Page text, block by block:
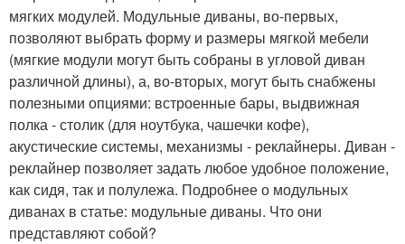
мягких модулей. Модульные диваны, во-первых,
позволяют выбрать форму и размеры мягкой мебели
(мягкие модули могут быть собраны в угловой диван
различной длины), а, во-вторых, могут быть снабжены
полезными опциями: встроенные бары, выдвижная
полка - столик (для ноутбука, чашечки кофе),
акустические системы, механизмы - реклайнеры. Диван -
реклайнер позволяет задать любое удобное положение,
как сидя, так и полулежа. Подробнее о модульных
диванах в статье: модульные диваны. Что они
представляют собой?